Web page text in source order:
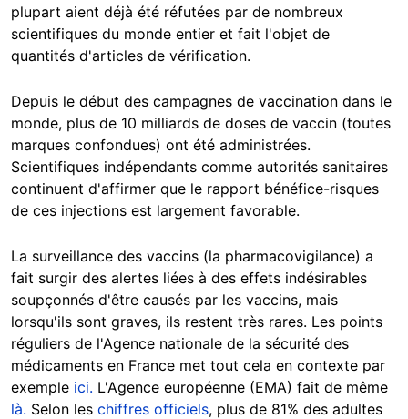
plupart aient déjà été réfutées par de nombreux
scientifiques du monde entier et fait l'objet de
quantités d'articles de vérification.
Depuis le début des campagnes de vaccination dans le
monde, plus de 10 milliards de doses de vaccin (toutes
marques confondues) ont été administrées.
Scientifiques indépendants comme autorités sanitaires
continuent d'affirmer que le rapport bénéfice-risques
de ces injections est largement favorable.
La surveillance des vaccins (la pharmacovigilance) a
fait surgir des alertes liées à des effets indésirables
soupçonnés d'être causés par les vaccins, mais
lorsqu'ils sont graves, ils restent très rares. Les points
réguliers de l'Agence nationale de la sécurité des
médicaments en France met tout cela en contexte par
exemple ici. L'Agence européenne (EMA) fait de même
là. Selon les chiffres officiels, plus de 81% des adultes